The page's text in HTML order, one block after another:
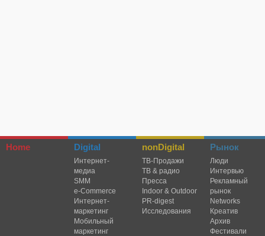
Home Digital
Интернет-
медиа
SMM
e-Commerce
Интернет-
маркетинг
Мобильный
маркетинг
nonDigital
TВ-Продажи
ТВ & радио
Пресса
Indoor & Outdoor
PR-digest
Исследования
Рынок
Люди
Интервью
Рекламный
рынок
Networks
Креатив
Архив
Фестивали